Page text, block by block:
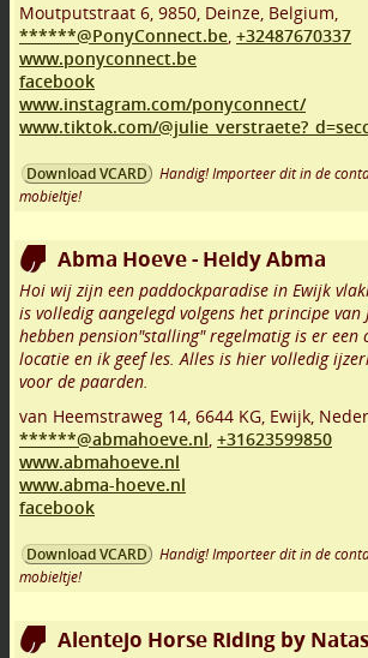
Moutputstraat 6, 9850, Deinze, Belgium,
******@PonyConnect.be, +32487670337
www.ponyconnect.be
facebook
www.instagram.com/ponyconnect/
www.tiktok.com/
Download VCARD
Handig! Importeer dit in de
mobieltje!
Abma Hoeve - Heidy Abma
Hoi wij zijn een paddockparadise in Ewijk
is volledig aangelegd volgens het principe van
hebben pension"stalling" regelmatig is er een
locatie en ik geef les. Alles is hier volledig
voor de paarden.
van Heemstraweg 14, 6644 KG, Ewijk,
******@abmahoeve.nl, +31623599850
www.abmahoeve.nl
www.abma-hoeve.nl
facebook
Download VCARD
Handig! Importeer dit in de
mobieltje!
Alentejo Horse Riding by